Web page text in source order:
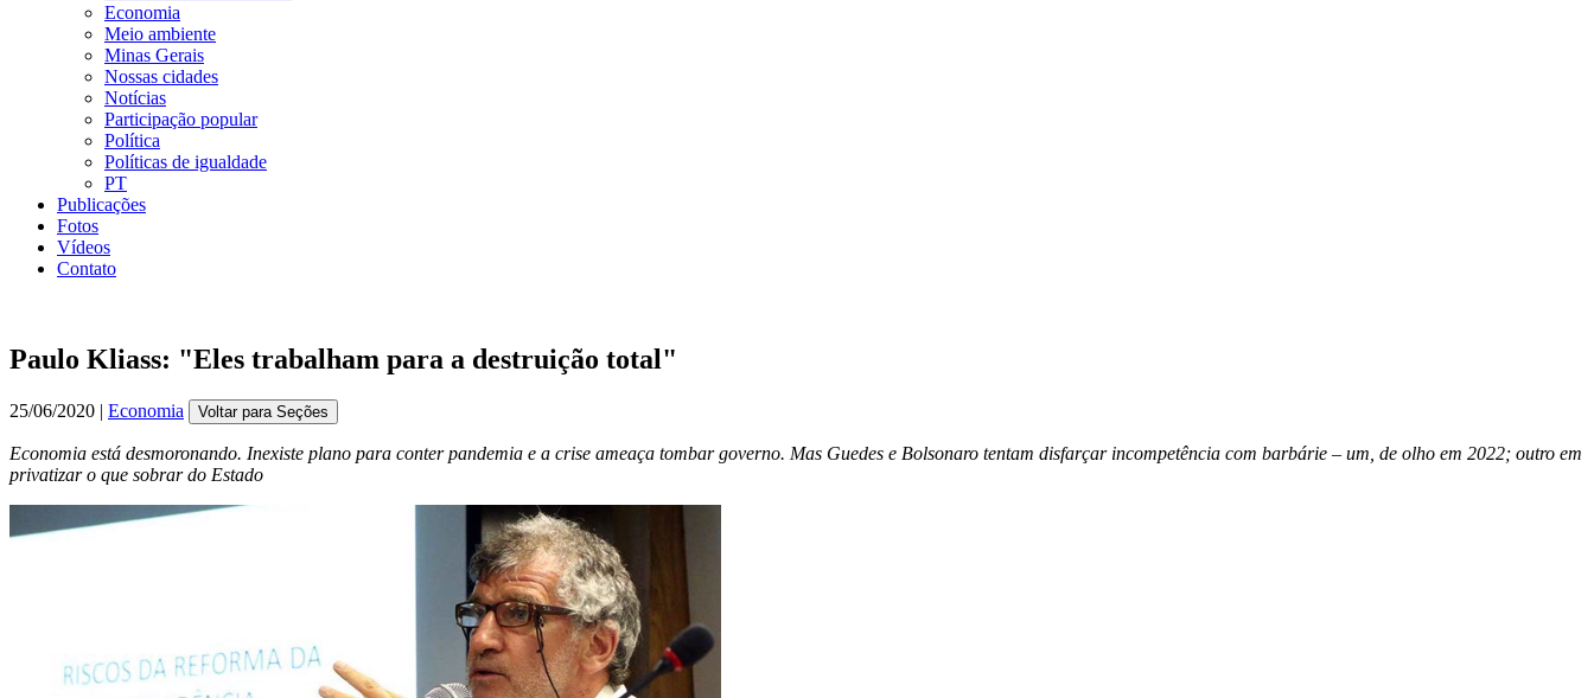
Economia
Meio ambiente
Minas Gerais
Nossas cidades
Notícias
Participação popular
Política
Políticas de igualdade
PT
Publicações
Fotos
Vídeos
Contato
Paulo Kliass: "Eles trabalham para a destruição total"
25/06/2020 | Economia Voltar para Seções
Economia está desmoronando. Inexiste plano para conter pandemia e a crise ameaça tombar governo. Mas Guedes e Bolsonaro tentam disfarçar incompetência com barbárie – um, de olho em 2022; outro em
privatizar o que sobrar do Estado